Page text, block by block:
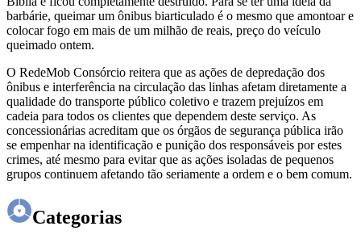
barbárie, queimar um ônibus biarticulado é o mesmo que amontoar e
colocar fogo em mais de um milhão de reais, preço do veículo
queimado ontem.
O RedeMob Consórcio reitera que as ações de depredação dos
ônibus e interferência na circulação das linhas afetam diretamente a
qualidade do transporte público coletivo e trazem prejuízos em
cadeia para todos os clientes que dependem deste serviço. As
concessionárias acreditam que os órgãos de segurança pública irão
se empenhar na identificação e punição dos responsáveis por estes
crimes, até mesmo para evitar que as ações isoladas de pequenos
grupos continuem afetando tão seriamente a ordem e o bem comum.
Categorias